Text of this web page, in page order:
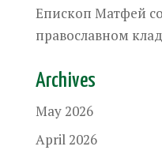
Епископ Матфей
православном
Archives
May 2026
April 2026